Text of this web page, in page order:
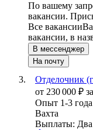
По вашему
вакансии.
Все вакансии
вакансии, в
В мессенджер
На почту
Отделочник
от 230 000 ₽
Опыт 1-3 года
Вахта
Выплаты: Два